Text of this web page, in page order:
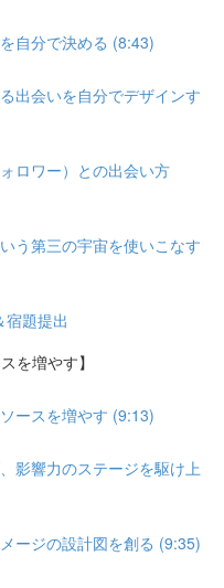
自分で決める (8:43)
出会いを自分でデザインす
ロワー）との出会い方
う第三の宇宙を使いこなす
題提出
を増やす】
ースを増やす (9:13)
影響力のステージを駆け上
ージの設計図を創る (9:35)